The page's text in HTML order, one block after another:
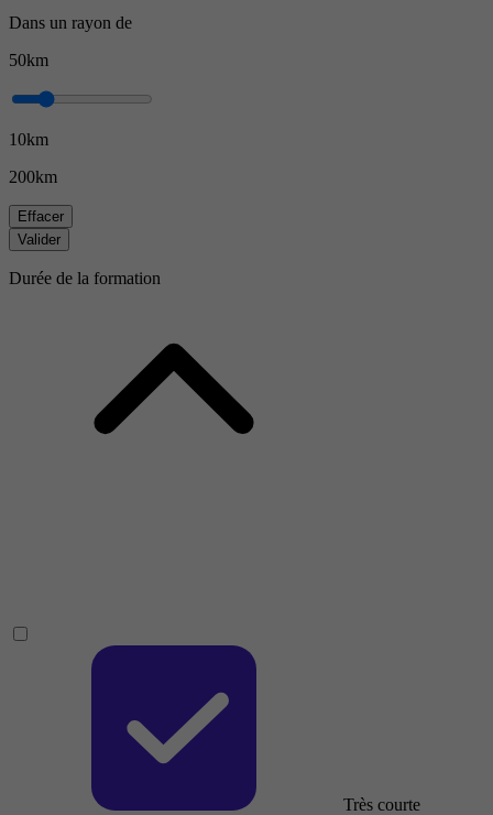
Dans un rayon de
50km
10km
200km
Effacer
Valider
Durée de la formation
Très courte